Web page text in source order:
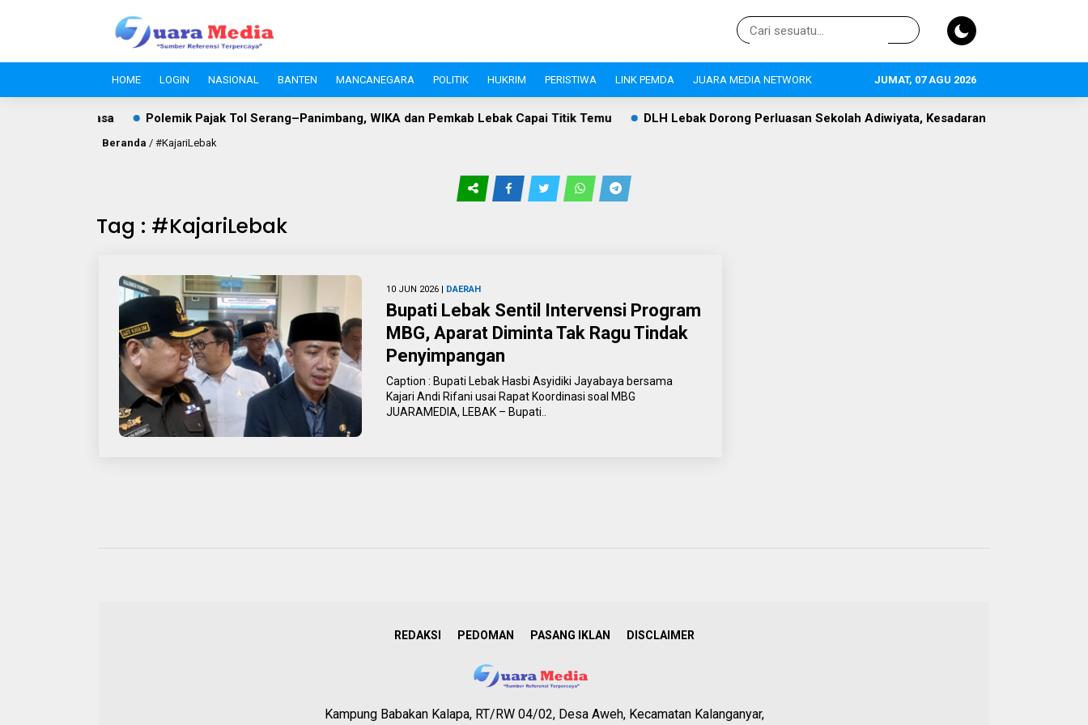
HOME LOGIN NASIONAL BANTEN MANCANEGARA POLITIK HUKRIM PERISTIWA LINK PEMDA JUARA MEDIA NETWORK JUMAT, 07 AGU 2026
Polemik Pajak Tol Serang–Panimbang, WIKA dan Pemkab Lebak Capai Titik Temu DLH Lebak Dorong Perluasan Sekolah Adiwiyata, Kesadaran Lingkungan Masih
Beranda / #KajariLebak
Tag : #KajariLebak
10 JUN 2026 | DAERAH
Bupati Lebak Sentil Intervensi Program
MBG, Aparat Diminta Tak Ragu Tindak
Penyimpangan
Caption : Bupati Lebak Hasbi Asyidiki Jayabaya bersama
Kajari Andi Rifani usai Rapat Koordinasi soal MBG
JUARAMEDIA, LEBAK – Bupati..
REDAKSI PEDOMAN PASANG IKLAN DISCLAIMER
Kampung Babakan Kalapa, RT/RW 04/02, Desa Aweh, Kecamatan Kalanganyar,